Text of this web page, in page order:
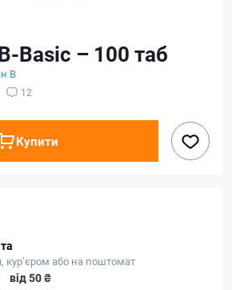
Basic – 100 таб
B
12
Купити
кур’єром або на поштомат
від 50 ₴